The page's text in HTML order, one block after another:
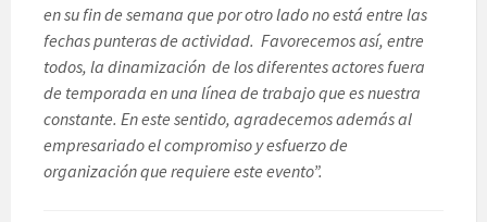
en su fin de semana que por otro lado no está entre las
fechas punteras de actividad. Favorecemos así, entre
todos, la dinamización de los diferentes actores fuera
de temporada en una línea de trabajo que es nuestra
constante. En este sentido, agradecemos además al
empresariado el compromiso y esfuerzo de
organización que requiere este evento”.